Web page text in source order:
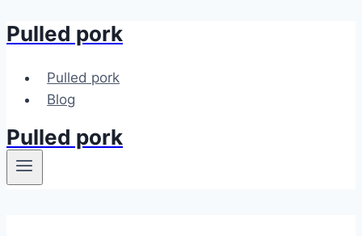
Fortsæt
indhold
Pulled pork
Pulled pork
Blog
Pulled pork